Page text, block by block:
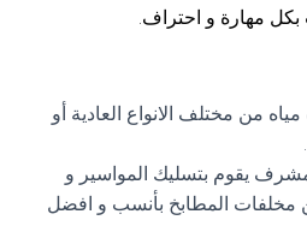
مهارة و احتراف.
من مختلف الانواع العادية أو
يقوم بتسليك المواسير و
مخلفات المطابخ بأنسب و افضل